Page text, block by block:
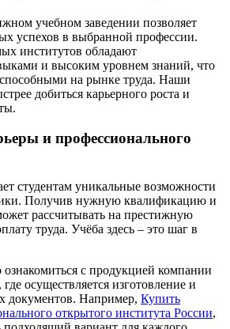
учебном заведении позволяет
успехов в выбранной профессии.
институтов обладают
и высоким уровнем знаний, что
на рынке труда. Наши
добиться карьерного роста и
и профессионального
студентам уникальные возможности
Получив нужную квалификацию и
рассчитывать на престижную
труда. Учёба здесь – это шаг в
с продукцией компании
осуществляется изготовление и
документов. Например, Купить
открытого института России,